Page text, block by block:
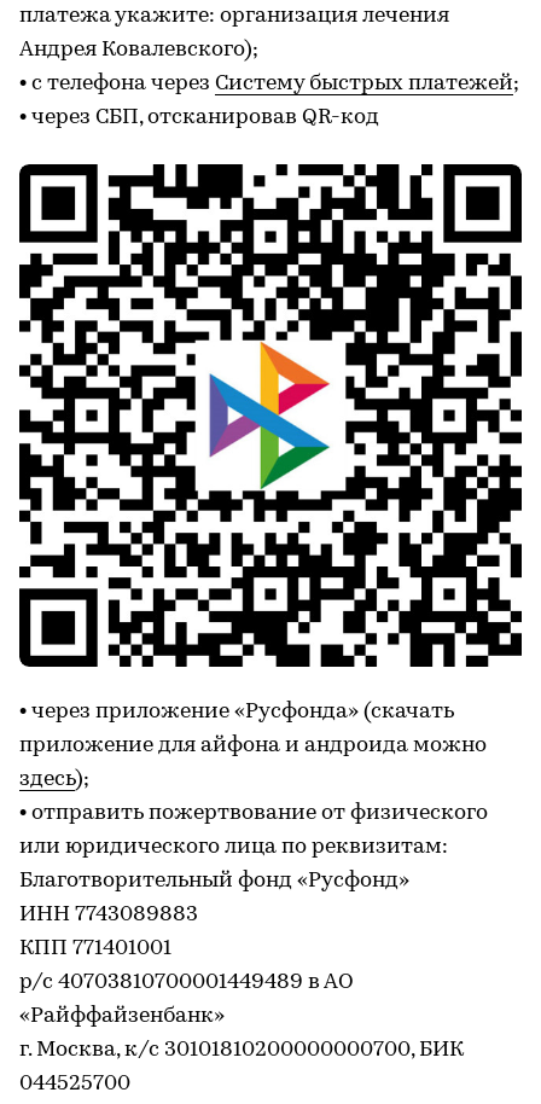
платежа укажите: организация лечения
Андрея Ковалевского);
• с телефона через Систему быстрых платежей;
• через СБП, отсканировав QR-код
• через приложение «Русфонда» (скачать
приложение для айфона и андроида можно
здесь);
• отправить пожертвование от физического
или юридического лица по реквизитам:
Благотворительный фонд «Русфонд»
ИНН 7743089883
КПП 771401001
р/с 40703810700001449489 в АО
«Райффайзенбанк»
г. Москва, к/с 30101810200000000700, БИК
044525700